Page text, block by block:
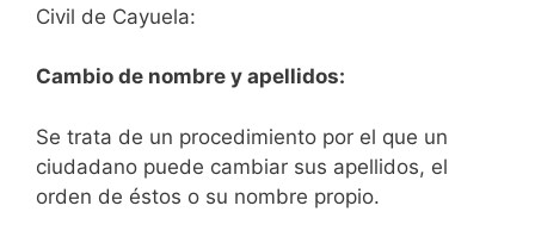
Civil de Cayuela:
Cambio de nombre y apellidos:
Se trata de un procedimiento por el que un
ciudadano puede cambiar sus apellidos, el
orden de éstos o su nombre propio.